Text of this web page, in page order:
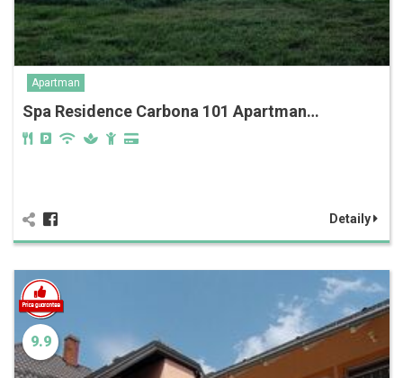
Apartman
Spa Residence Carbona‎‏‏‎ 101 Apartman…
Detaily
9.9